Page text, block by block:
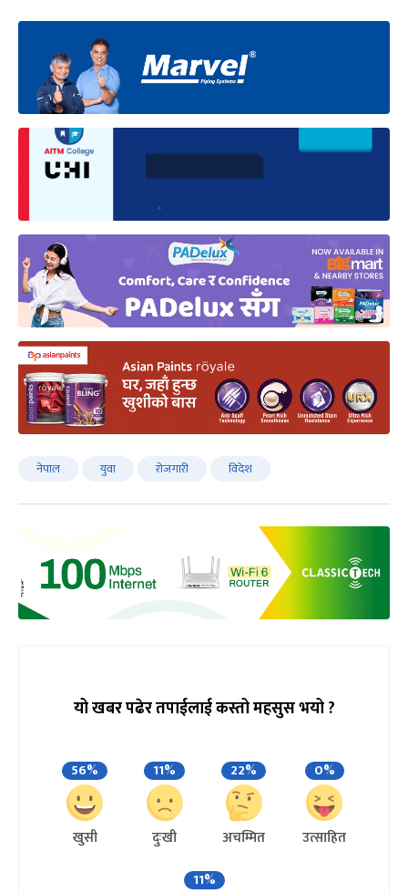
नेपाल युवा रोजगारी विदेश
यो खबर पढेर तपाईलाई कस्तो महसुस भयो ?
56%
खुसी
11%
दुःखी
22%
अचम्मित
0%
उत्साहित
11%